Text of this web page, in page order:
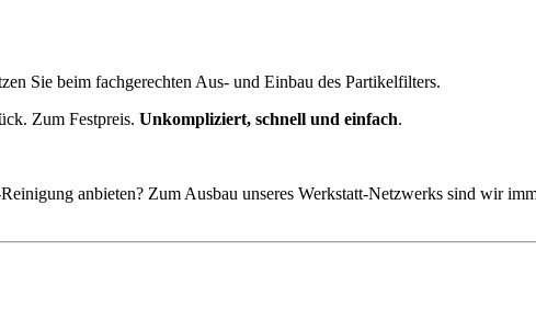
Sie beim fachgerechten Aus- und Einbau des Partikelfilters.
Zum Festpreis. Unkompliziert, schnell und einfach.
anbieten? Zum Ausbau unseres Werkstatt-Netzwerks sind wir